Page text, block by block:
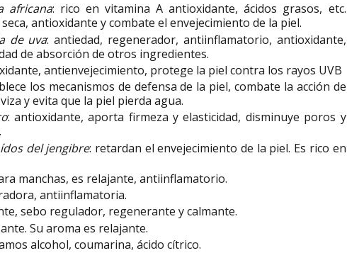
africana: rico en vitamina A antioxidante, ácidos grasos, etc.
antioxidante y combate el envejecimiento de la piel.
de uva: antiedad, regenerador, antiinflamatorio, antioxidante,
de absorción de otros ingredientes.
antienvejecimiento, protege la piel contra los rayos UVB
los mecanismos de defensa de la piel, combate la acción de
y evita que la piel pierda agua.
: antioxidante, aporta firmeza y elasticidad, disminuye poros y
del jengibre: retardan el envejecimiento de la piel. Es rico en
manchas, es relajante, antiinflamatorio.
antiinflamatoria.
sebo regulador, regenerante y calmante.
Su aroma es relajante.
alcohol, coumarina, ácido cítrico.